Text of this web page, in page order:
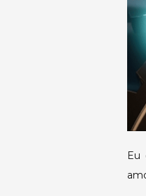
Eu